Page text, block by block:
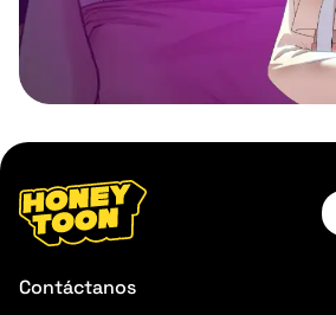
Contáctanos